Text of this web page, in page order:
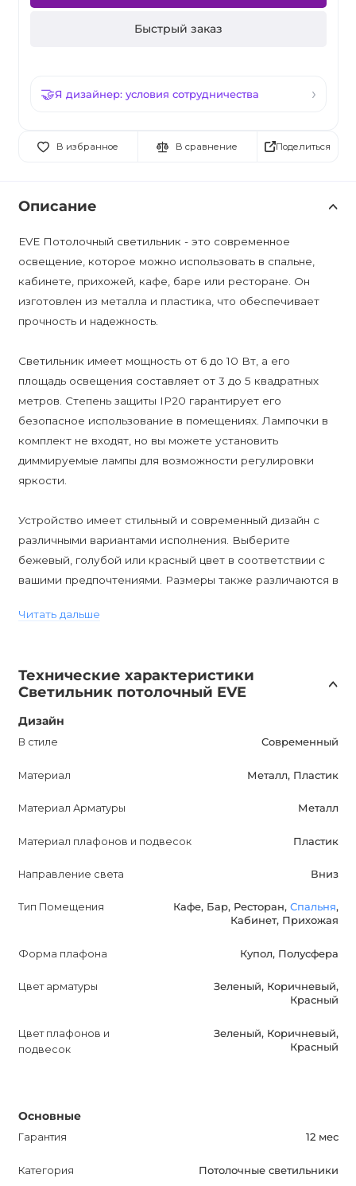
Быстрый заказ
Я дизайнер: условия сотрудничества
В избранное В сравнение Поделиться
Описание
EVE Потолочный светильник - это современное
освещение, которое можно использовать в спальне,
кабинете, прихожей, кафе, баре или ресторане. Он
изготовлен из металла и пластика, что обеспечивает
прочность и надежность.
Светильник имеет мощность от 6 до 10 Вт, а его
площадь освещения составляет от 3 до 5 квадратных
метров. Степень защиты IP20 гарантирует его
безопасное использование в помещениях. Лампочки в
комплект не входят, но вы можете установить
диммируемые лампы для возможности регулировки
яркости.
Устройство имеет стильный и современный дизайн с
различными вариантами исполнения. Выберите
бежевый, голубой или красный цвет в соответствии с
вашими предпочтениями. Размеры также различаются в
элемент декора, который улучшит интерьер вашего
помещения. Гарантия на товар составляет 12 месяцев,
что подтверждает его качество.
Украине через интернет-магазин AnzAzo. Мы
скидки. Учтите, что светильник можно использовать в
различных комнатах и сделайте выбор, исходя из своих
описание с учетом ключевых характеристик и сделайте
Читать дальше
Технические характеристики
Светильник потолочный EVE
Дизайн
В стиле Современный
Материал Металл, Пластик
Материал Арматуры Металл
Материал плафонов и подвесок Пластик
Направление света Вниз
Тип Помещения Кафе, Бар, Ресторан, Спальня,
Кабинет, Прихожая
Форма плафона Купол, Полусфера
Цвет арматуры
Зеленый, Коричневый,
Красный
Цвет плафонов и
подвесок
Зеленый, Коричневый,
Красный
Основные
Гарантия 12 мес
Категория Потолочные светильники